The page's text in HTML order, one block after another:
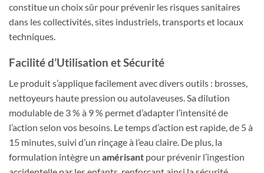
constitue un choix sûr pour prévenir les risques sanitaires
dans les collectivités, sites industriels, transports et locaux
techniques.
Facilité d’Utilisation et Sécurité
Le produit s’applique facilement avec divers outils : brosses,
nettoyeurs haute pression ou autolaveuses. Sa dilution
modulable de 3 % à 9 % permet d’adapter l’intensité de
l’action selon vos besoins. Le temps d’action est rapide, de 5 à
15 minutes, suivi d’un rinçage à l’eau claire. De plus, la
formulation intègre un amérisant pour prévenir l’ingestion